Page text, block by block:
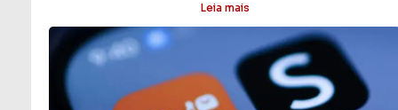
Leia mais